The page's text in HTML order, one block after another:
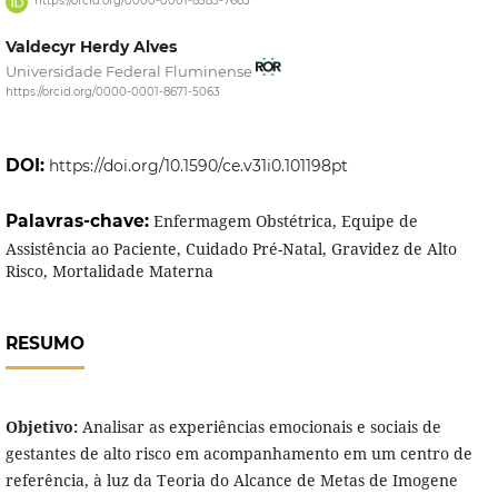
Valdecyr Herdy Alves
Universidade Federal Fluminense
https://orcid.org/0000-0001-8671-5063
DOI: https://doi.org/10.1590/ce.v31i0.101198pt
Palavras-chave: Enfermagem Obstétrica, Equipe de
Assistência ao Paciente, Cuidado Pré-Natal, Gravidez de Alto
Risco, Mortalidade Materna
RESUMO
Objetivo:Analisar as experiências emocionais e sociais de
gestantes de alto risco em acompanhamento em um centro de
referência, à luz da Teoria do Alcance de Metas de Imogene